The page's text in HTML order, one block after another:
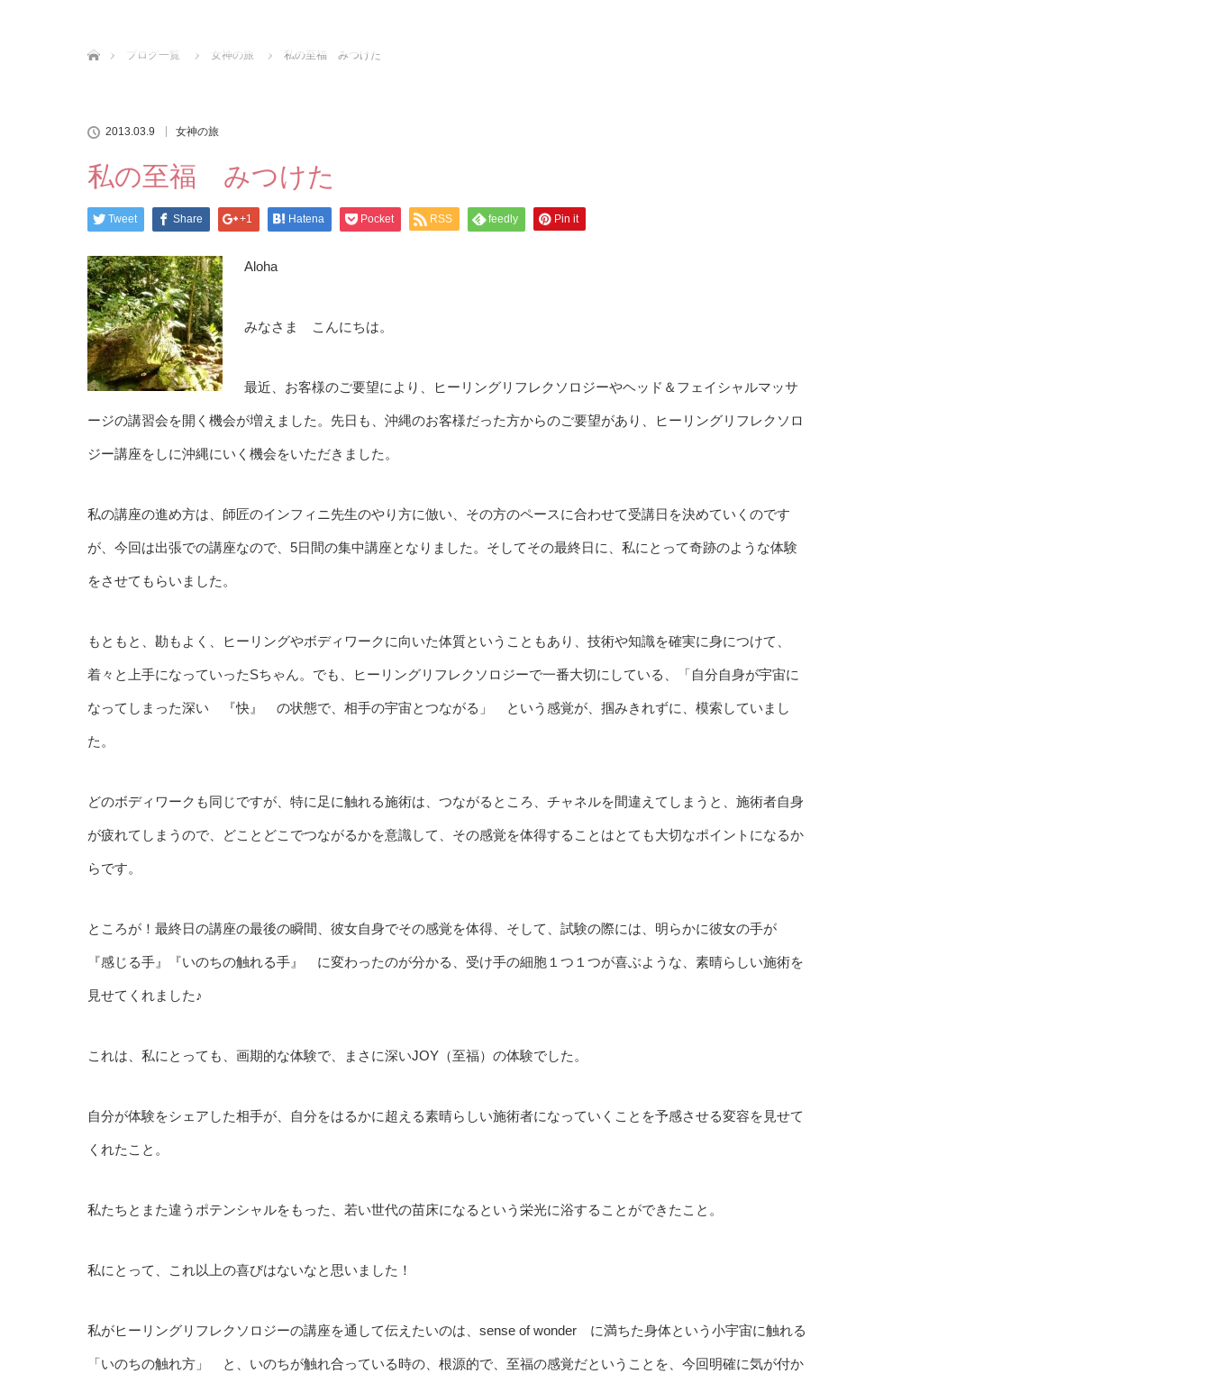
ブログ一覧
女神の旅 私の至福 みつけた
2013.03.9 女神の旅
私の至福 みつけた
Tweet Share +1 Hatena Pocket RSS feedly Pin it
Aloha
みなさま こんにちは。
最近、お客様のご要望により、ヒーリングリフレクソロジーやヘッド＆フェイシャルマッサ
ージの講習会を開く機会が増えました。先日も、沖縄のお客様だった方からのご要望があり、ヒーリングリフレクソロ
ジー講座をしに沖縄にいく機会をいただきました。
私の講座の進め方は、師匠のインフィニ先生のやり方に倣い、その方のペースに合わせて受講日を決めていくのです
が、今回は出張での講座なので、5日間の集中講座となりました。そしてその最終日に、私にとって奇跡のような体験
をさせてもらいました。
もともと、勘もよく、ヒーリングやボディワークに向いた体質ということもあり、技術や知識を確実に身につけて、
着々と上手になっていったSちゃん。でも、ヒーリングリフレクソロジーで一番大切にしている、「自分自身が宇宙に
なってしまった深い 『快』 の状態で、相手の宇宙とつながる」 という感覚が、掴みきれずに、模索していまし
た。
どのボディワークも同じですが、特に足に触れる施術は、つながるところ、チャネルを間違えてしまうと、施術者自身
が疲れてしまうので、どことどこでつながるかを意識して、その感覚を体得することはとても大切なポイントになるか
らです。
ところが！最終日の講座の最後の瞬間、彼女自身でその感覚を体得、そして、試験の際には、明らかに彼女の手が
『感じる手』『いのちの触れる手』 に変わったのが分かる、受け手の細胞１つ１つが喜ぶような、素晴らしい施術を
見せてくれました♪
これは、私にとっても、画期的な体験で、まさに深いJOY（至福）の体験でした。
自分が体験をシェアした相手が、自分をはるかに超える素晴らしい施術者になっていくことを予感させる変容を見せて
くれたこと。
私たちとまた違うポテンシャルをもった、若い世代の苗床になるという栄光に浴することができたこと。
私にとって、これ以上の喜びはないなと思いました！
私がヒーリングリフレクソロジーの講座を通して伝えたいのは、sense of wonder に満ちた身体という小宇宙に触れる
「いのちの触れ方」 と、いのちが触れ合っている時の、根源的で、至福の感覚だということを、今回明確に気が付か